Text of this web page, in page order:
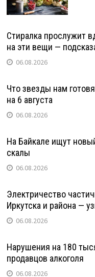
Стиралка прослужит
на эти вещи —
06.08.2026
Что звезды нам
на 6 августа
06.08.2026
На Байкале ищут
скалы
06.08.2026
Электричество
Иркутска и района —
06.08.2026
Нарушения на 180
продавцов алкоголя
06.08.2026